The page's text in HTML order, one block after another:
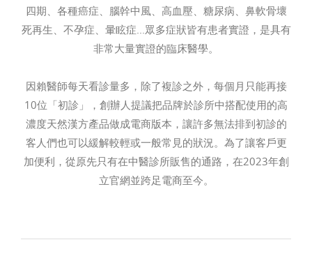
四期、各種癌症、腦幹中風、高血壓、糖尿病、鼻軟骨壞
死再生、不孕症、暈眩症...眾多症狀皆有患者實證，是具有
非常大量實證的臨床醫學。
因賴醫師每天看診量多，除了複診之外，每個月只能再接
10位「初診」，創辦人提議把品牌於診所中搭配使用的高
濃度天然漢方產品做成電商版本，讓許多無法排到初診的
客人們也可以緩解較輕或一般常見的狀況。為了讓客戶更
加便利，從原先只有在中醫診所販售的通路，在2023年創
立官網並跨足電商至今。